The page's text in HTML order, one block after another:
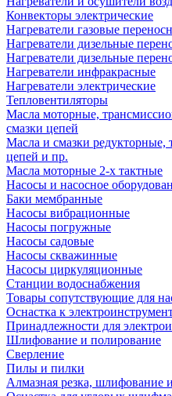
Конвекторы электрические
Нагреватели газовые
Нагреватели дизельные
Нагреватели дизельные
Нагреватели инфракрасные
Нагреватели электрические
Тепловентиляторы
Масла моторные,
смазки цепей
Масла и смазки редукторные,
цепей и пр.
Масла моторные 2-х тактные
Насосы и насосное
Баки мембранные
Насосы вибрационные
Насосы погружные
Насосы садовые
Насосы скважинные
Насосы циркуляционные
Станции водоснабжения
Товары сопутствующие для
Оснастка к
Принадлежности для
Шлифование и полирование
Сверление
Пилы и пилки
Алмазная резка, шлифование